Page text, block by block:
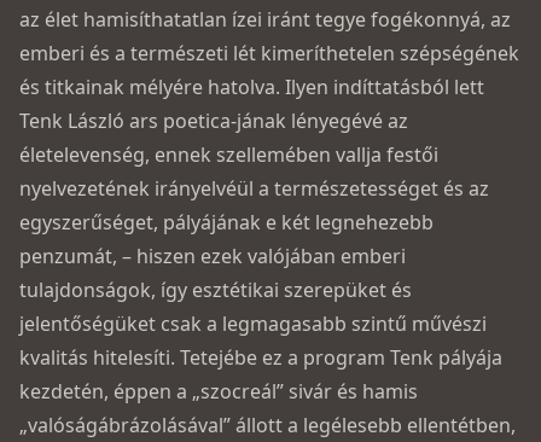
az élet hamisíthatatlan ízei iránt tegye fogékonnyá, az
emberi és a természeti lét kimeríthetelen szépségének
és titkainak mélyére hatolva. Ilyen indíttatásból lett
Tenk László ars poetica-jának lényegévé az
életelevenség, ennek szellemében vallja festői
nyelvezetének irányelvéül a természetességet és az
egyszerűséget, pályájának e két legnehezebb
penzumát, – hiszen ezek valójában emberi
tulajdonságok, így esztétikai szerepüket és
jelentőségüket csak a legmagasabb szintű művészi
kvalitás hitelesíti. Tetejébe ez a program Tenk pályája
kezdetén, éppen a „szocreál” sivár és hamis
„valóságábrázolásával” állott a legélesebb ellentétben,